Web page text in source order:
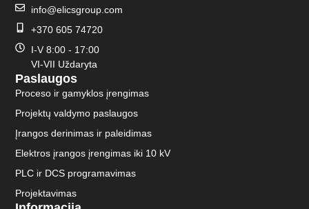
Paslaugos
Proceso ir gamyklos įrengimas
Projektų valdymo paslaugos
Įrangos derinimas ir paleidimas
Elektros įrangos įrengimas iki 10 kV
PLC ir DCS programavimas
Projektavimas
info@elicsgroup.com
+370 605 74720
I-V 8:00 - 17:00
VI-VII Uždaryta